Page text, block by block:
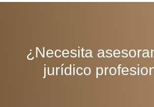
¿Necesita
jurídico